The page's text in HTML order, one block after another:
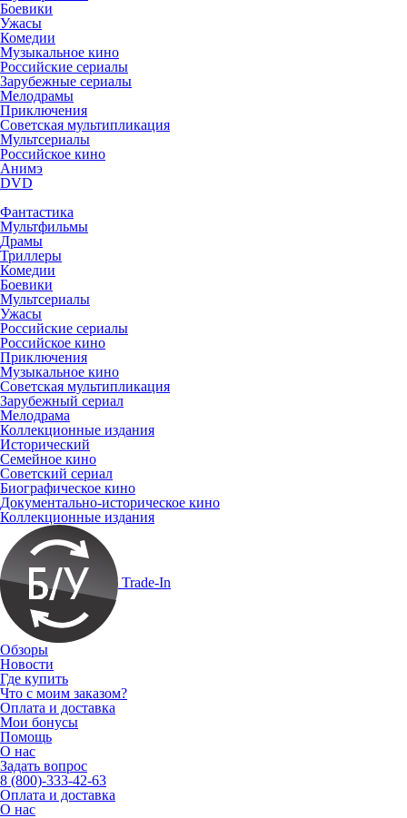
Боевики
Ужасы
Комедии
Музыкальное кино
Российские сериалы
Зарубежные сериалы
Мелодрамы
Приключения
Советская мультипликация
Мультсериалы
Российское кино
Анимэ
DVD
Фантастика
Мультфильмы
Драмы
Триллеры
Комедии
Боевики
Мультсериалы
Ужасы
Российские сериалы
Российское кино
Приключения
Музыкальное кино
Советская мультипликация
Зарубежный сериал
Мелодрама
Коллекционные издания
Исторический
Семейное кино
Советский сериал
Биографическое кино
Документально-историческое кино
Коллекционные издания
Trade-In
Обзоры
Новости
Где купить
Что с моим заказом?
Оплата и доставка
Мои бонусы
Помощь
О нас
Задать вопрос
8 (800)-333-42-63
Оплата и доставка
О нас